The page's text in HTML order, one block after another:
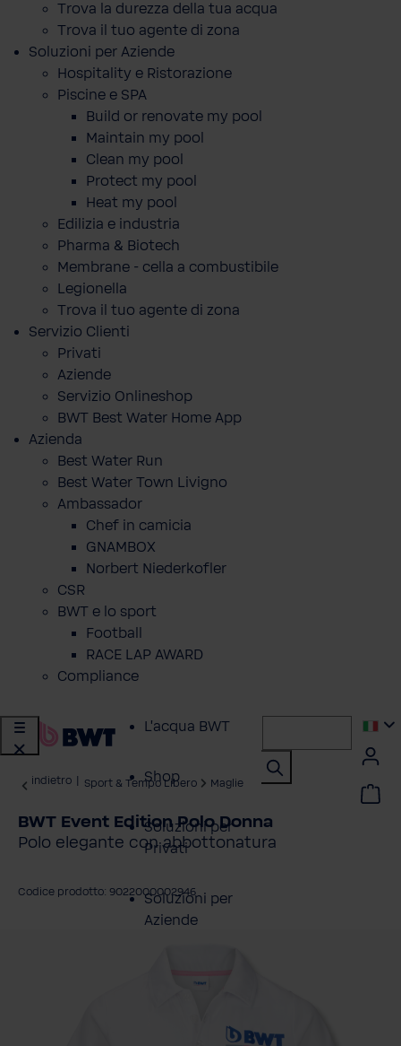
Trova la durezza della tua acqua
Trova il tuo agente di zona
Soluzioni per Aziende
Hospitality e Ristorazione
Piscine e SPA
Build or renovate my pool
Maintain my pool
Clean my pool
Protect my pool
Heat my pool
Edilizia e industria
Pharma & Biotech
Membrane - cella a combustibile
Legionella
Trova il tuo agente di zona
Servizio Clienti
Privati
Aziende
Servizio Onlineshop
BWT Best Water Home App
Azienda
Best Water Run
Best Water Town Livigno
Ambassador
Chef in camicia
GNAMBOX
Norbert Niederkofler
CSR
BWT e lo sport
Football
RACE LAP AWARD
Compliance
L'acqua BWT
Shop
Soluzioni per
Privati
Soluzioni per
Aziende
indietro Sport & Tempo Libero Maglie
BWT Event Edition Polo Donna
Polo elegante con abbottonatura
Codice prodotto: 9022000002946